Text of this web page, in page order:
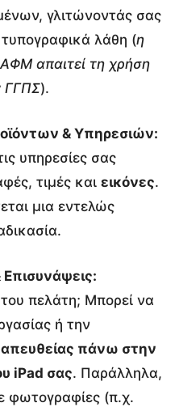
γλιτώνοντάς σας
λάθη (η
απαιτεί τη χρήση
ΓΓΠΣ).
& Υπηρεσιών:
υπηρεσίες σας
τιμές και εικόνες.
μια εντελώς
πελάτη; Μπορεί να
ή την
πάνω στην
iPad σας. Παράλληλα,
φωτογραφίες (π.χ.